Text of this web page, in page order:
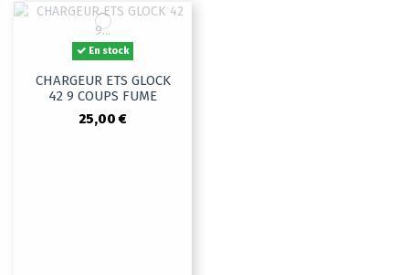
En stock
CHARGEUR ETS GLOCK
42 9 COUPS FUME
25,00 €